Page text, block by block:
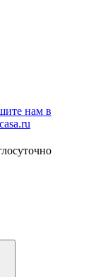
нам в